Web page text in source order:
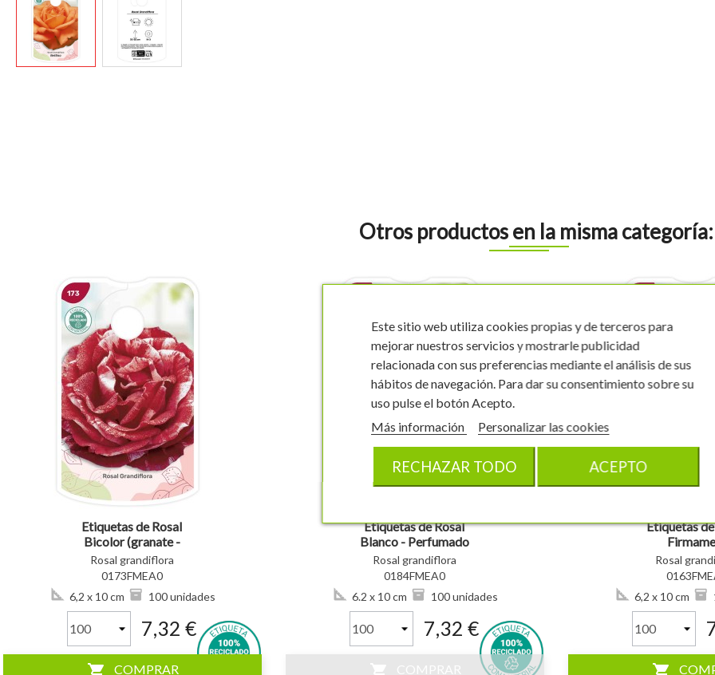
Otros productos en la misma categoría:
Etiquetas de Rosal
Bicolor (granate -
blanco)
Rosal grandiflora
0173FMEA0
6,2 x 10 cm
100 unidades
7,32 €
shopping_cart COMPRAR
Etiquetas de Rosal
Blanco - Perfumado
Rosal grandiflora
0184FMEA0
6.2 x 10 cm
100 unidades
7,32 €
Etiquetas
Rosal
6,2 x 10 cm
shopping_cart
Este sitio web utiliza cookies propias y de terceros para
mejorar nuestros servicios y mostrarle publicidad
relacionada con sus preferencias mediante el análisis de sus
hábitos de navegación. Para dar su consentimiento sobre su
uso pulse el botón Acepto.
Más información
Personalizar las cookies
RECHAZAR TODO ACEPTO